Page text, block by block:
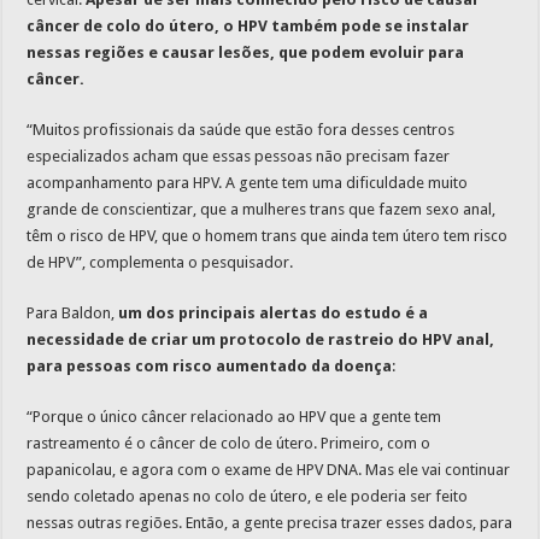
câncer de colo do útero, o HPV também pode se instalar
nessas regiões e causar lesões, que podem evoluir para
câncer.
“Muitos profissionais da saúde que estão fora desses centros
especializados acham que essas pessoas não precisam fazer
acompanhamento para HPV. A gente tem uma dificuldade muito
grande de conscientizar, que a mulheres trans que fazem sexo anal,
têm o risco de HPV, que o homem trans que ainda tem útero tem risco
de HPV”, complementa o pesquisador.
Para Baldon, um dos principais alertas do estudo é a
necessidade de criar um protocolo de rastreio do HPV anal,
para pessoas com risco aumentado da doença:
“Porque o único câncer relacionado ao HPV que a gente tem
rastreamento é o câncer de colo de útero. Primeiro, com o
papanicolau, e agora com o exame de HPV DNA. Mas ele vai continuar
sendo coletado apenas no colo de útero, e ele poderia ser feito
nessas outras regiões. Então, a gente precisa trazer esses dados, para